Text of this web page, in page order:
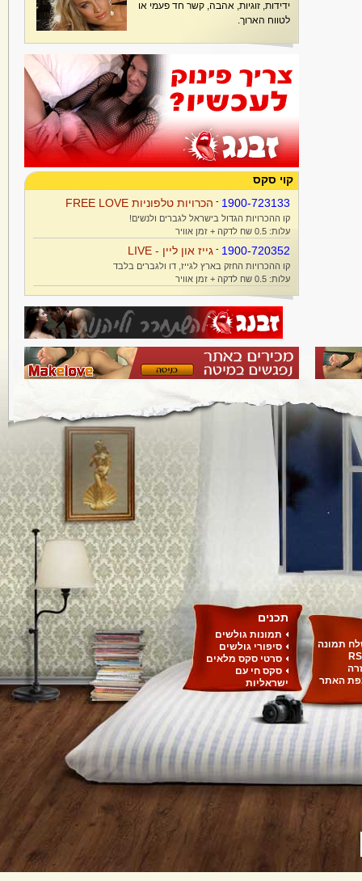
ידידות, זוגיות, אהבה, קשר חד פעמי או
לטווח הארוך.
קוי סקס
1900-723133
- הכרויות טלפוניות FREE LOVE
קו ההכרויות הגדול בישראל לגברים ולנשים!
עלות: 0.5 שח לדקה + זמן אוויר
1900-720352
- גייז און ליין - LIVE
קו ההכרויות החזק בארץ לגייז, דו ולגברים בלבד
עלות: 0.5 שח לדקה + זמן אוויר
תמונה
האתר
תכנים
תמונות גולשים
סיפורי גולשים
סרטי סקס מלאים
סקס חי עם
ישראליות